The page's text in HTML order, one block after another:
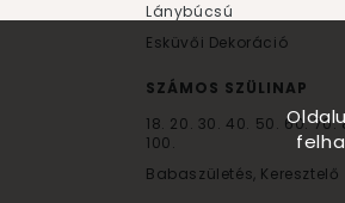
Lánybúcsú
Esküvői Dekoráció
SZÁMOS SZÜLINAP
18. 20. 30. 40. 50. 60.70.
100.
Babaszületés, Keresztelő